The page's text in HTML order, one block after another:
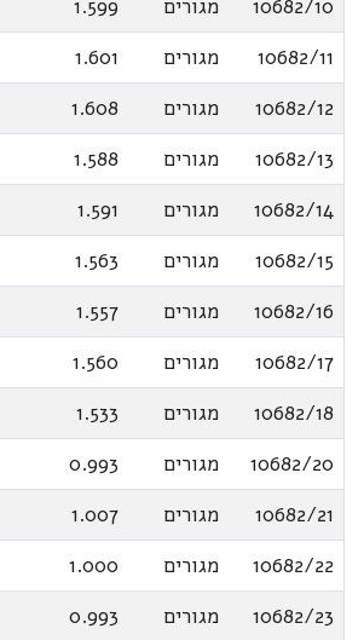
10682/10
מגורים
1.599
10682/11
מגורים
1.601
10682/12
מגורים
1.608
10682/13
מגורים
1.588
10682/14
מגורים
1.591
10682/15
מגורים
1.563
10682/16
מגורים
1.557
10682/17
מגורים
1.560
10682/18
מגורים
1.533
10682/20
מגורים
0.993
10682/21
מגורים
1.007
10682/22
מגורים
1.000
10682/23
מגורים 0.993